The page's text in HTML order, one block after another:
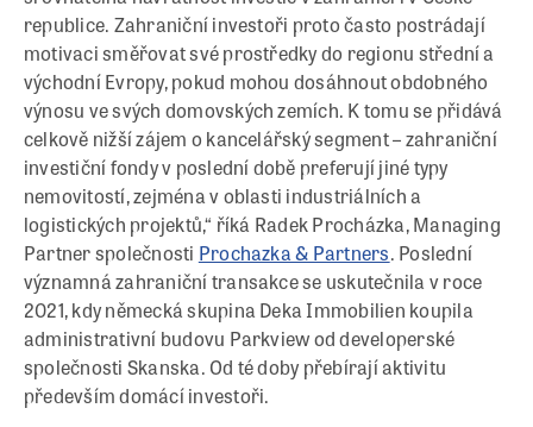
republice. Zahraniční investoři proto často postrádají
motivaci směřovat své prostředky do regionu střední a
východní Evropy, pokud mohou dosáhnout obdobného
výnosu ve svých domovských zemích. K tomu se přidává
celkově nižší zájem o kancelářský segment – zahraniční
investiční fondy v poslední době preferují jiné typy
nemovitostí, zejména v oblasti industriálních a
logistických projektů,“ říká Radek Procházka, Managing
Partner společnosti Prochazka & Partners. Poslední
významná zahraniční transakce se uskutečnila v roce
2021, kdy německá skupina Deka Immobilien koupila
administrativní budovu Parkview od developerské
společnosti Skanska. Od té doby přebírají aktivitu
především domácí investoři.